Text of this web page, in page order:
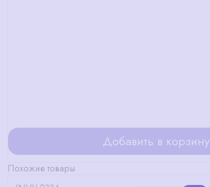
Добавить в корзину
Похожие товары